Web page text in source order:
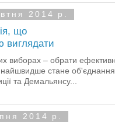
2014 р.
що
виглядати
виборах – обрати
стане об'єднання
та Демальянсу...
2014 р.